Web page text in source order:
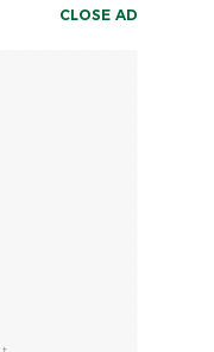
CLOSE AD